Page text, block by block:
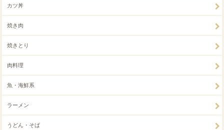
カツ丼
焼き肉
焼きとり
肉料理
魚・海鮮系
ラーメン
うどん・そば